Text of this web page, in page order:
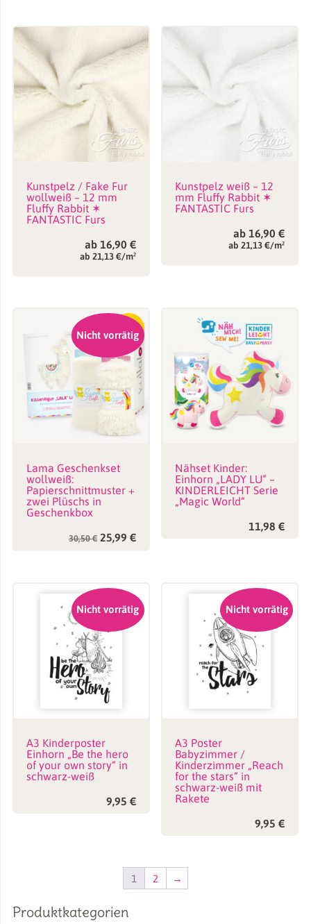
Kunstpelz / Fake Fur
wollweiß – 12 mm
Fluffy Rabbit ✶
FANTASTIC Furs
ab 16,90 €
ab 21,13 €/m²
Kunstpelz weiß – 12
mm Fluffy Rabbit ✶
FANTASTIC Furs
ab 16,90€
ab 21,13 €/m²
-15%
Nicht vorrätig
Lama Geschenkset
wollweiß:
Papierschnittmuster +
zwei Plüschs in
Geschenkbox
30,50€ Ursprünglicher
25,99 €Aktueller
Nähset Kinder:
Einhorn „LADY LU“ –
KINDERLEICHT Serie
„Magic World“
11,98€
Nicht vorrätig
A3 Kinderposter
Einhorn „Be the hero
of your own story“ in
schwarz-weiß
9,95 €
Nicht vorrätig
A3 Poster
Babyzimmer /
Kinderzimmer „Reach
for the stars“ in
schwarz-weiß mit
Rakete
9,95€
1 2 →
Produktkategorien